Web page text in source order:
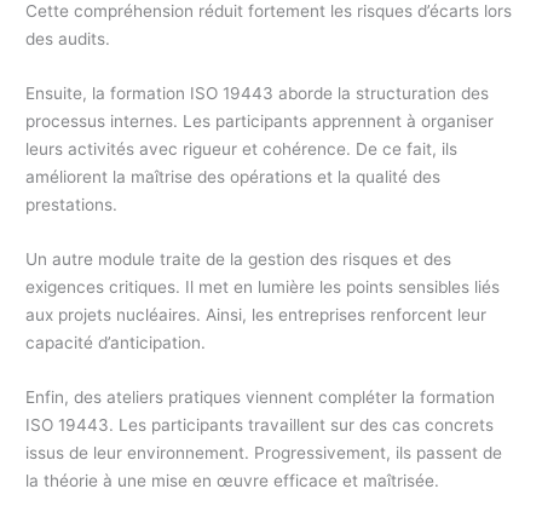
Cette compréhension réduit fortement les risques d’écarts lors
des audits.
Ensuite, la formation ISO 19443 aborde la structuration des
processus internes. Les participants apprennent à organiser
leurs activités avec rigueur et cohérence. De ce fait, ils
améliorent la maîtrise des opérations et la qualité des
prestations.
Un autre module traite de la gestion des risques et des
exigences critiques. Il met en lumière les points sensibles liés
aux projets nucléaires. Ainsi, les entreprises renforcent leur
capacité d’anticipation.
Enfin, des ateliers pratiques viennent compléter la formation
ISO 19443. Les participants travaillent sur des cas concrets
issus de leur environnement. Progressivement, ils passent de
la théorie à une mise en œuvre efficace et maîtrisée.